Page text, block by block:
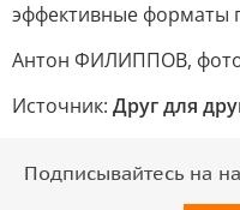
эффективные форматы
Антон ФИЛИППОВ,
Источник: Друг для
Подписывайтесь на